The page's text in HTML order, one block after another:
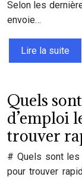
Selon les
envoie…
Lire la suite
Quels
d’emploi
trouver
# Quels sont les
pour trouver